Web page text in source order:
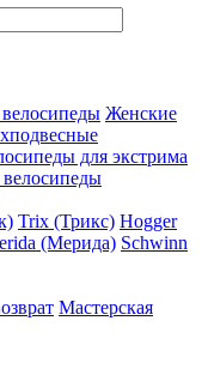
Женские
для экстрима
Trix (Трикс) Hogger
(Мерида) Schwinn
Мастерская